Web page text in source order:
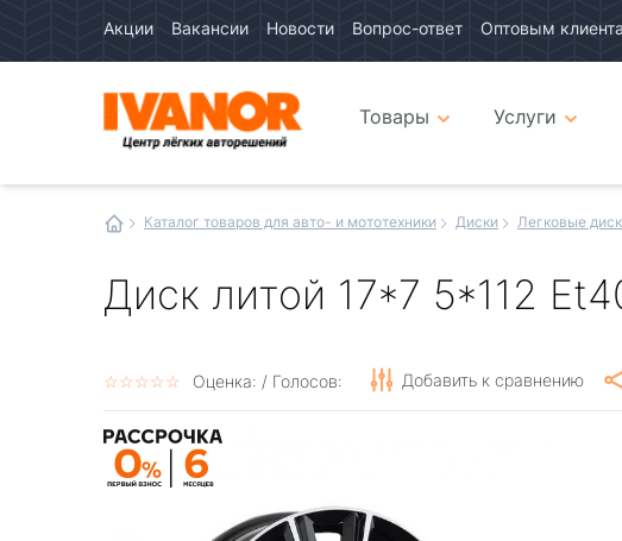
Акции Вакансии Новости Вопрос-ответ Оптовым
интернетТовары
Услуги
Каталог товаров для авто- и мототехники Диски Легковые
Диск литой 17*7 5*112
☆☆☆☆☆
★★★★★ Оценка: / Голосов: Добавить к сравнению